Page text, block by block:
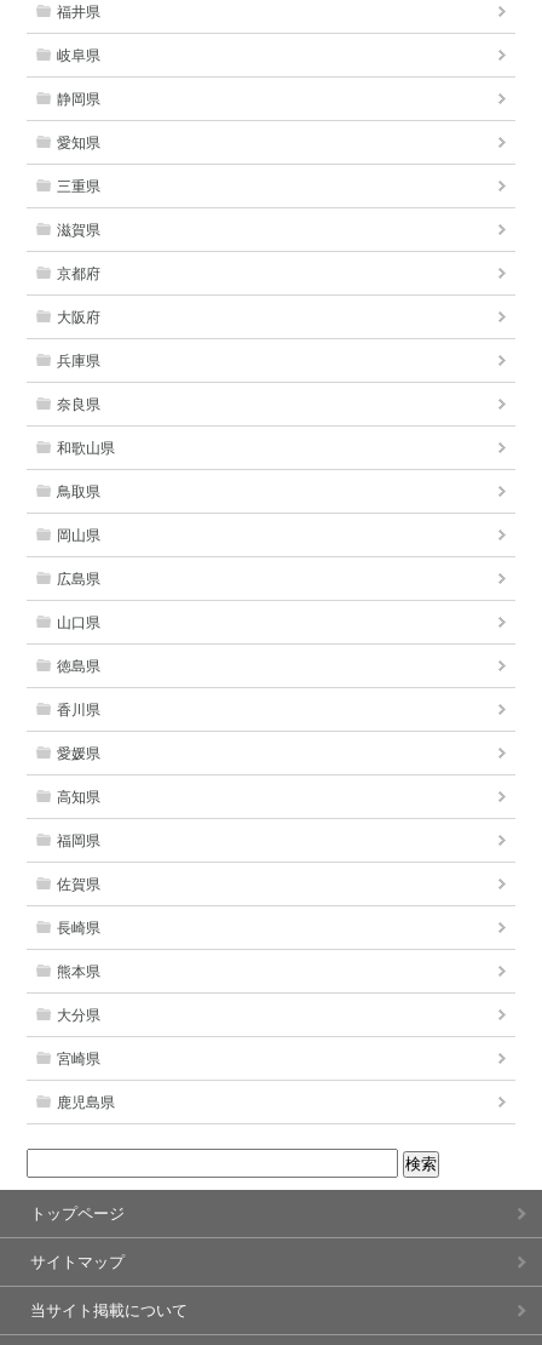
福井県
岐阜県
静岡県
愛知県
三重県
滋賀県
京都府
大阪府
兵庫県
奈良県
和歌山県
鳥取県
岡山県
広島県
山口県
徳島県
香川県
愛媛県
高知県
福岡県
佐賀県
長崎県
熊本県
大分県
宮崎県
鹿児島県
トップページ
サイトマップ
当サイト掲載について